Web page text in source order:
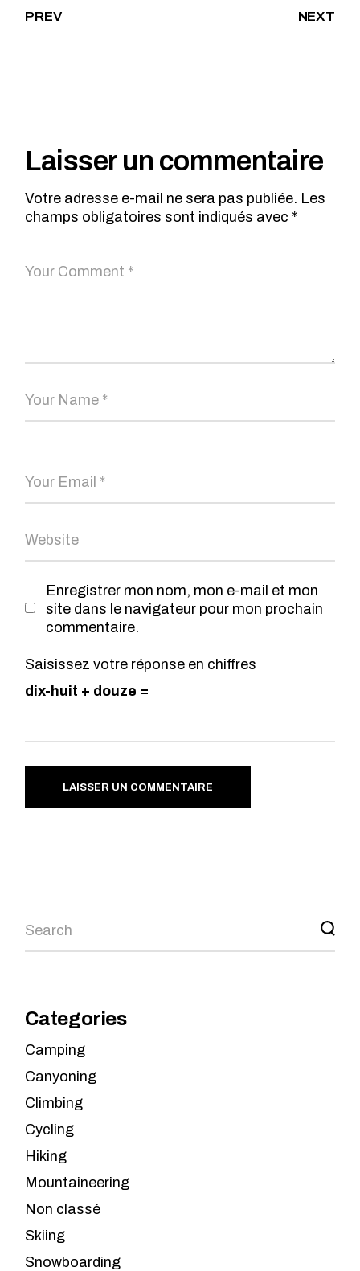
PREV NEXT
Laisser un commentaire
Votre adresse e-mail ne sera pas publiée. Les
champs obligatoires sont indiqués avec *
Enregistrer mon nom, mon e-mail et mon
site dans le navigateur pour mon prochain
commentaire.
Saisissez votre réponse en chiffres
dix-huit + douze =
LAISSER UN COMMENTAIRE
Categories
Camping
Canyoning
Climbing
Cycling
Hiking
Mountaineering
Non classé
Skiing
Snowboarding